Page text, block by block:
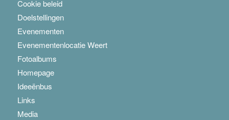
Cookie beleid
Doelstellingen
Evenementen
Evenementenlocatie Weert
Fotoalbums
Homepage
Ideeënbus
Links
Media